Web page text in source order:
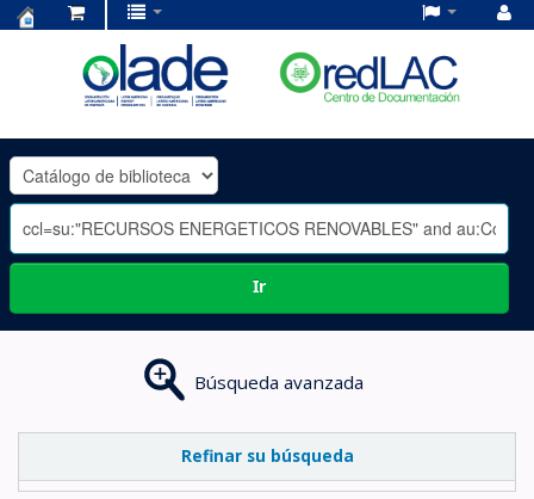
OLADE
-
Ir
Búsqueda avanzada
Refinar su búsqueda